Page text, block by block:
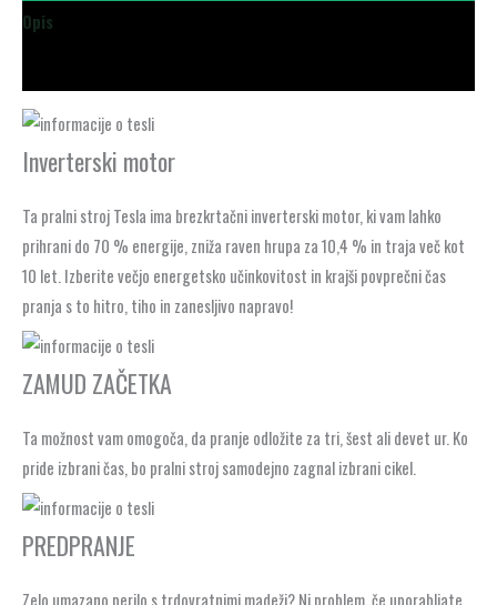
Opis
Inverterski motor
Ta pralni stroj Tesla ima brezkrtačni inverterski motor, ki vam lahko
prihrani do 70 % energije, zniža raven hrupa za 10,4 % in traja več kot
10 let. Izberite večjo energetsko učinkovitost in krajši povprečni čas
pranja s to hitro, tiho in zanesljivo napravo!
ZAMUD ZAČETKA
Ta možnost vam omogoča, da pranje odložite za tri, šest ali devet ur. Ko
pride izbrani čas, bo pralni stroj samodejno zagnal izbrani cikel.
PREDPRANJE
Zelo umazano perilo s trdovratnimi madeži? Ni problem, če uporabljate